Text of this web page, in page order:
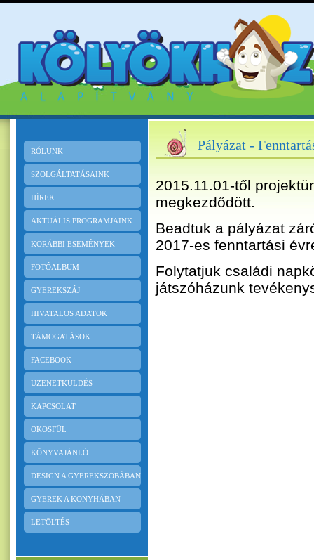
RÓLUNK
SZOLGÁLTATÁSAINK
HÍREK
AKTUÁLIS PROGRAMJAINK
KORÁBBI ESEMÉNYEK
FOTÓALBUM
GYEREKSZÁJ
HIVATALOS ADATOK
TÁMOGATÁSOK
FACEBOOK
ÜZENETKÜLDÉS
KAPCSOLAT
OKOSFÜL
KÖNYVAJÁNLÓ
DESIGN A GYEREKSZOBÁBAN
GYEREK A KONYHÁBAN
LETÖLTÉS
Pályázat -
2015.11.01-től
megkezdődött.
Beadtuk a pályázat
2017-es fenntartási
Folytatjuk családi
játszóházunk